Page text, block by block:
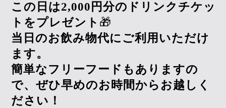
この日は2,000 円分のドリンクチケッ
トをプレゼント 🎁
当日のお飲み物代にご利用いただけ
ます。
簡単なフリーフードもありますの
で、ぜひ早めのお時間からお越しく
ださい！